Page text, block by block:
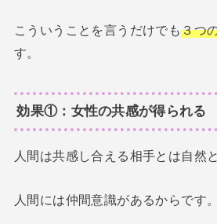
こういうことを言うだけでも３つ
す。
効果①：女性の共感が得られる
人間は共感し合える相手とは自然
人間には仲間意識があるからです。